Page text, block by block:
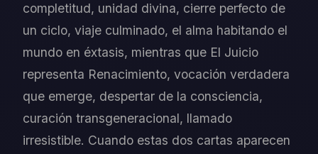
completitud, unidad divina, cierre perfecto de
un ciclo, viaje culminado, el alma habitando el
mundo en éxtasis, mientras que El Juicio
representa Renacimiento, vocación verdadera
que emerge, despertar de la consciencia,
curación transgeneracional, llamado
irresistible. Cuando estas dos cartas aparecen